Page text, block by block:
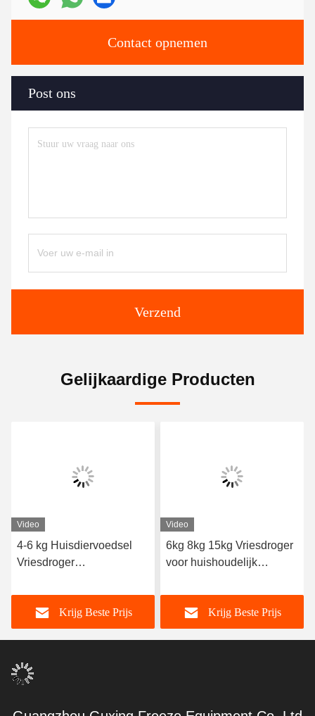
Contact opnemen
Post ons
Verzend
Gelijkaardige Producten
Video
4-6 kg Huisdiervoedsel
Vriesdroger
tot 50°C
Krijg Beste Prijs
Video
6kg 8kg 15kg Vriesdroger
voor huishoudelijk
Krijg Beste Prijs